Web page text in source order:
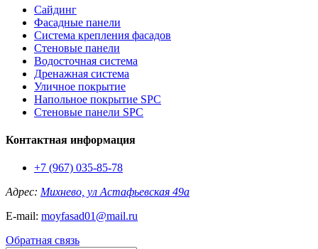
Сайдинг
Фасадные панели
Система крепления фасадов
Стеновые панели
Водосточная система
Дренажная система
Уличное покрытие
Напольное покрытие SPC
Стеновые панели SPC
Контактная информация
+7 (967) 035-85-78
Адрес: Михнево, ул Астафьевская 49а
E-mail: moyfasad01@mail.ru
Обратная связь